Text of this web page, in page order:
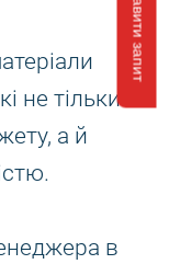
не тільки
а й
в